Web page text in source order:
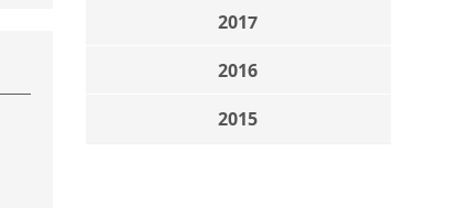
2017
2016
2015